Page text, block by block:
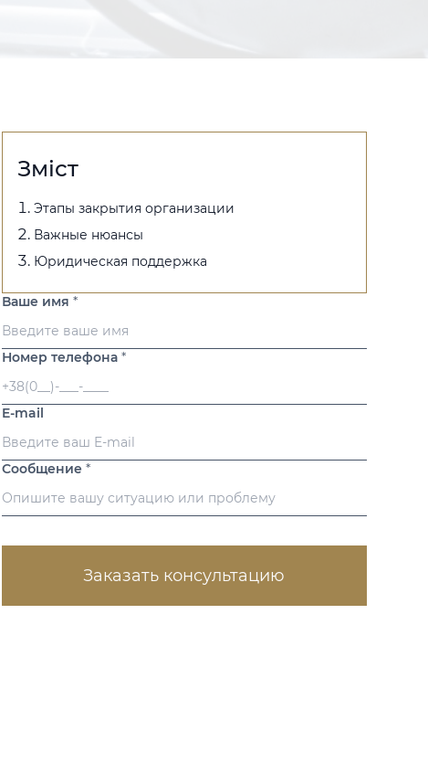
Зміст
Этапы закрытия организации
Важные нюансы
Юридическая поддержка
Ваше имя *
Номер телефона *
E-mail
Сообщение *
Заказать консультацию